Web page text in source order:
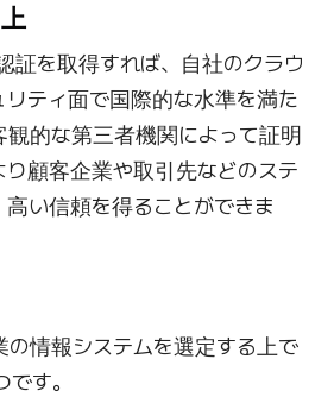
証を取得すれば、自社のクラウ
リティ面で国際的な水準を満た
観的な第三者機関によって証明
り顧客企業や取引先などのステ
い信頼を得ることができま
の情報システムを選定する上で
す。